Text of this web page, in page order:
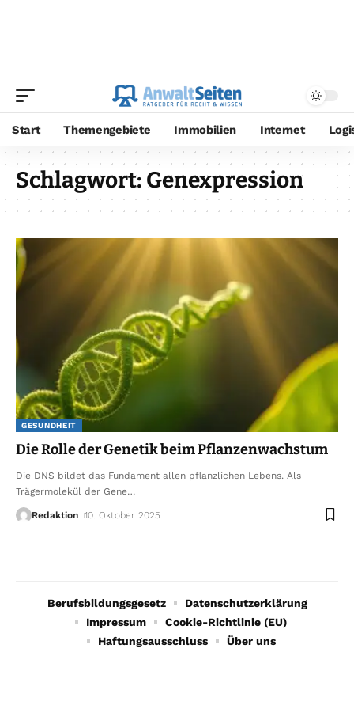
Start Themengebiete Immobilien Internet
Schlagwort: Genexpression
GESUNDHEIT
Die Rolle der Genetik beim Pflanzenwachstum
Die DNS bildet das Fundament allen pflanzlichen Lebens. Als
Trägermolekül der Gene…
Redaktion 10. Oktober 2025
Berufsbildungsgesetz
Datenschutzerklärung
Impressum
Cookie-Richtlinie (EU)
Haftungsausschluss
Über uns